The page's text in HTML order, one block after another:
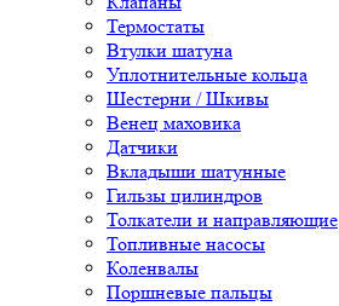
Термостаты
Втулки шатуна
Уплотнительные кольца
Шестерни / Шкивы
Венец маховика
Датчики
Вкладыши шатунные
Гильзы цилиндров
Толкатели и направляющие
Топливные насосы
Коленвалы
Поршневые пальцы